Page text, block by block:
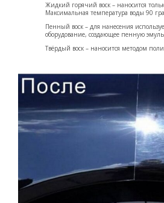
Жидкий горячий воск – наносится
Максимальная температура воды 90
Пенный воск – для нанесения
оборудование, создающее пенную
Твёрдый воск – наносится методом